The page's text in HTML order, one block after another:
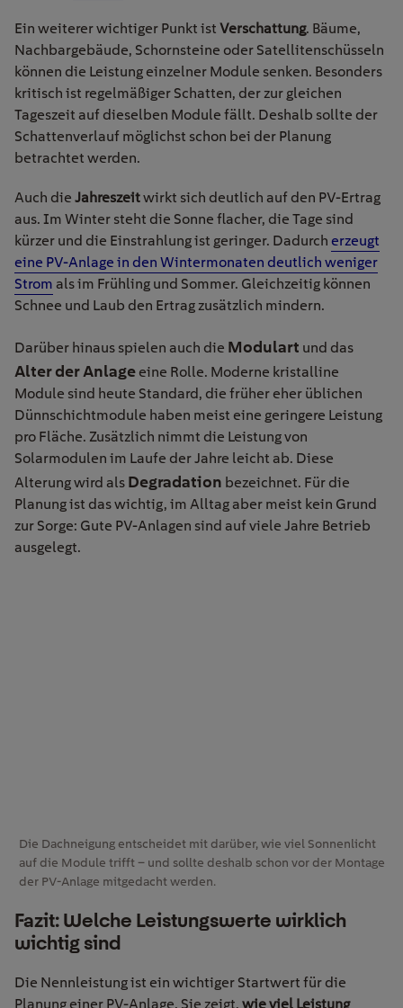
Ein weiterer wichtiger Punkt ist Verschattung. Bäume,
Nachbargebäude, Schornsteine oder Satellitenschüsseln
können die Leistung einzelner Module senken. Besonders
kritisch ist regelmäßiger Schatten, der zur gleichen
Tageszeit auf dieselben Module fällt. Deshalb sollte der
Schattenverlauf möglichst schon bei der Planung
betrachtet werden.
Auch die Jahreszeitwirkt sich deutlich auf den PV-Ertrag
aus. Im Winter steht die Sonne flacher, die Tage sind
kürzer und die Einstrahlung ist geringer. Dadurch erzeugt
eine PV-Anlage in den Wintermonaten deutlich weniger
Strom als im Frühling und Sommer. Gleichzeitig können
Schnee und Laub den Ertrag zusätzlich mindern.
Darüber hinaus spielen auch die Modulart und das
Alter der Anlage eine Rolle. Moderne kristalline
Module sind heute Standard, die früher eher üblichen
Dünnschichtmodule haben meist eine geringere Leistung
pro Fläche. Zusätzlich nimmt die Leistung von
Solarmodulen im Laufe der Jahre leicht ab. Diese
Alterung wird als Degradation bezeichnet. Für die
Planung ist das wichtig, im Alltag aber meist kein Grund
zur Sorge: Gute PV-Anlagen sind auf viele Jahre Betrieb
ausgelegt.
Die Dachneigung entscheidet mit darüber, wie viel Sonnenlicht
auf die Module trifft – und sollte deshalb schon vor der Montage
der PV-Anlage mitgedacht werden.
Fazit: Welche Leistungswerte wirklich
wichtig sind
Die Nennleistung ist ein wichtiger Startwert für die
Planung einer PV-Anlage. Sie zeigt, wie viel Leistung